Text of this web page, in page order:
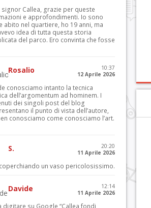
signor Callea, grazie per queste
e approfondimenti. Io sono
abito nel quartiere, ho 19 anni, ma
idea di tutta questa storia
del parco. Ero convinta che fosse
Rosalio
10:37
12 Aprile 2026
conosciamo intanto la tecnica
dell’argomentum ad hominem. I
dei singoli post del blog
il punto di vista dell’autore,
conosciamo come conosciamo l’art.
S.
20:20
11 Aprile 2026
un vaso pericolosissimo.
Davide
12:14
11 Aprile 2026
digitare su Google “Callea fondi